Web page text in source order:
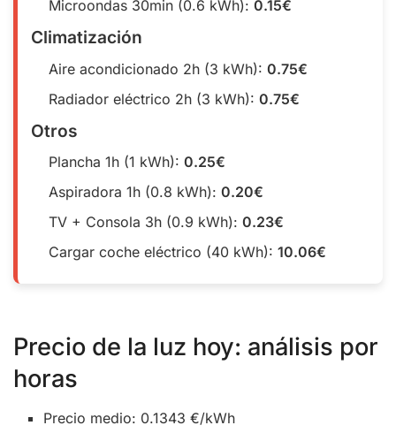
Microondas 30min (0.6 kWh): 0.15€
Climatización
Aire acondicionado 2h (3 kWh): 0.75€
Radiador eléctrico 2h (3 kWh): 0.75€
Otros
Plancha 1h (1 kWh): 0.25€
Aspiradora 1h (0.8 kWh): 0.20€
TV + Consola 3h (0.9 kWh): 0.23€
Cargar coche eléctrico (40 kWh): 10.06€
Precio de la luz hoy: análisis por
horas
Precio medio: 0.1343 €/kWh